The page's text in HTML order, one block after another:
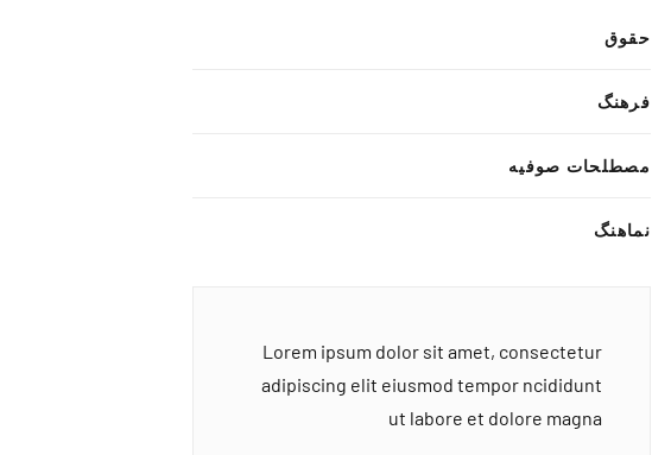
حقوق
فرهنگ
مصطلحات صوفیه
نماهنگ
Lorem ipsum dolor sit amet, consectetur
adipiscing elit eiusmod tempor ncididunt
ut labore et dolore magna